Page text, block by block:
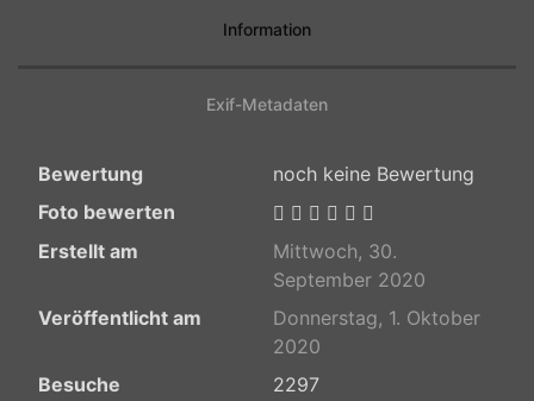
Information
Exif-Metadaten
Bewertung
noch keine Bewertung
Foto bewerten
Erstellt am
Mittwoch, 30.
September 2020
Veröffentlicht am
Donnerstag, 1. Oktober
2020
Besuche
2297